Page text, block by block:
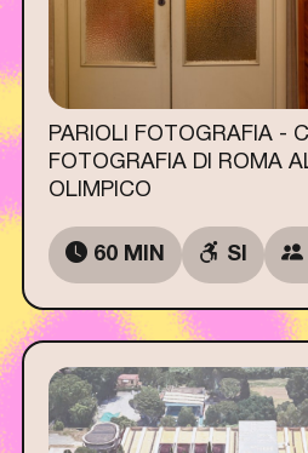
PARIOLI FOTOGRAFIA -
FOTOGRAFIA DI ROMA
OLIMPICO
60 MIN SI